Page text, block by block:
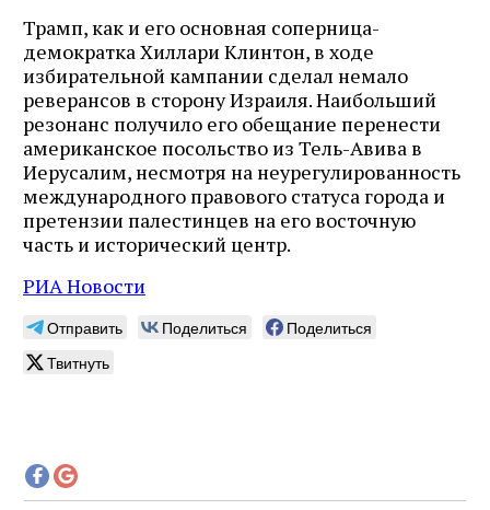
Трамп, как и его основная соперница-
демократка Хиллари Клинтон, в ходе
избирательной кампании сделал немало
реверансов в сторону Израиля. Наибольший
резонанс получило его обещание перенести
американское посольство из Тель-Авива в
Иерусалим, несмотря на неурегулированность
международного правового статуса города и
претензии палестинцев на его восточную
часть и исторический центр.
РИА Новости
Отправить Поделиться
Поделиться
Твитнуть